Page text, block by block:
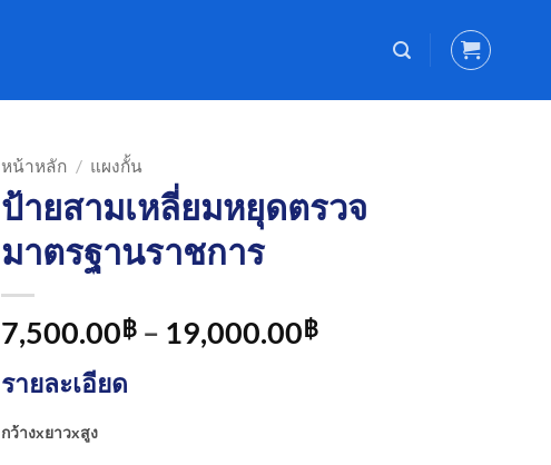
หน้าหลัก / แผงกั้น
ป้ายสามเหลี่ยมหยุดตรวจ
มาตรฐานราชการ
7,500.00฿ – 19,000.00฿Price
รายละเอียด
กว้างxยาวxสูง